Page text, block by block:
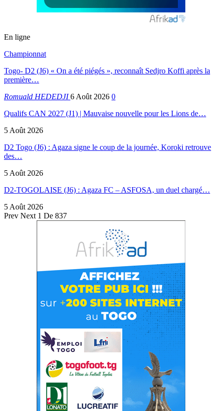
En ligne
Championnat
Togo- D2 (J6) « On a été piégés », reconnaît Sedjro Koffi après la
première…
Romuald HEDEDJI6 Août 2026 0
Qualifs CAN 2027 (J1) | Mauvaise nouvelle pour les Lions de…
5 Août 2026
D2 Togo (J6) : Agaza signe le coup de la journée, Koroki retrouve
des…
5 Août 2026
D2-TOGOLAISE (J6) : Agaza FC – ASFOSA, un duel chargé…
5 Août 2026
Prev Next 1 De 837